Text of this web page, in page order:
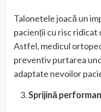
Talonetele joacă un
pacienții cu risc ridicat
Astfel, medicul
preventiv purtarea
adaptate nevoilor
Sprijină